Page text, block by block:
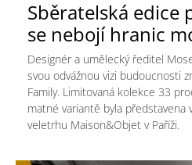
Sběratelská edice
se nebojí hranic
Designér a umělecký ředitel
svou odvážnou vizi budoucnosti
Family. Limitovaná kolekce 33
matné variantě byla představena
veletrhu Maison&Objet v Paříži.